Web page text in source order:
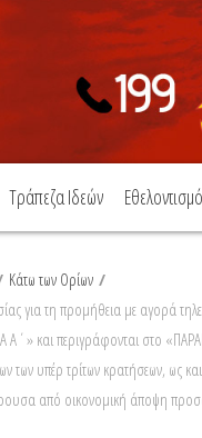
Τράπεζα Ιδεών
Κάτω των Ορίων /
για τη προμήθεια με αγορά
και περιγράφονται στο
υπέρ τρίτων κρατήσεων, ως
από οικονομική άποψη